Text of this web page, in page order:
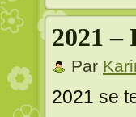
2021 –
Par
2021 se